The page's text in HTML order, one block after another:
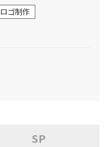
ロゴ制作
SP